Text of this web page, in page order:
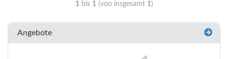
1bis 1(von insgesamt 1)
Angebote